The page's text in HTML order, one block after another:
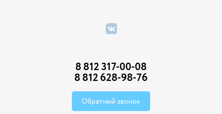
8 812 317-00-08
8 812 628-98-76
Обратный звонок